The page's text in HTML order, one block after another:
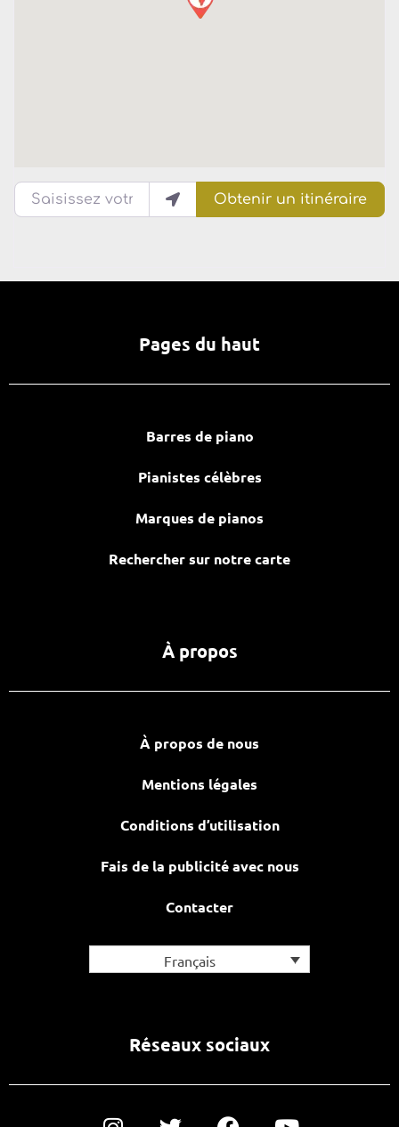
Saisissez votre lieu actuel
Obtenir un itinéraire
Pages du haut
Barres de piano
Pianistes célèbres
Marques de pianos
Rechercher sur notre carte
À propos
À propos de nous
Mentions légales
Conditions d’utilisation
Fais de la publicité avec nous
Contacter
Français
Réseaux sociaux